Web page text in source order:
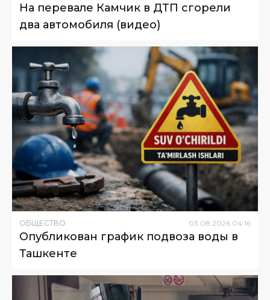
На перевале Камчик в ДТП сгорели
два автомобиля (видео)
ОБЩЕСТВО 03 08 2026 04:16
Опубликован график подвоза воды в
Ташкенте